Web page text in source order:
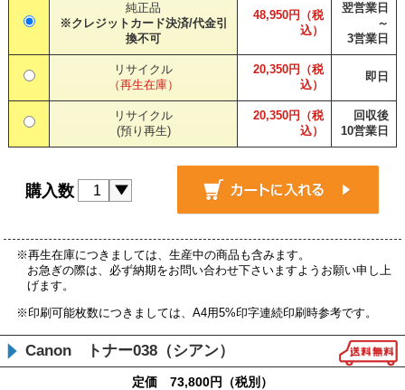
純正品
※クレジットカード決済/代金引
換不可
48,950円（税
込）
翌営業日
～
3営業日
リサイクル
（再生在庫）
20,350円（税
込）
即日
リサイクル
(預り再生)
20,350円（税
込）
回収後
10営業日
購入数
※再生在庫につきましては、生産中の商品も含みます。
お急ぎの際は、必ず納期をお問い合わせ下さいますようお願い申し上
げます。
※印刷可能枚数につきましては、A4用5%印字連続印刷時参考です。
Canon トナー038（シアン）
定価 73,800円（税別）